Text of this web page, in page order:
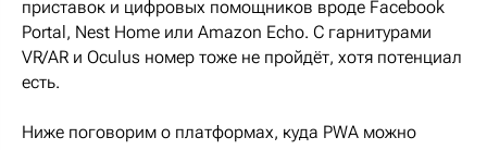
приставок и цифровых помощников вроде Facebook
Portal, Nest Home или Amazon Echo. С гарнитурами
VR/AR и Oculus номер тоже не пройдёт, хотя потенциал
есть.
Ниже поговорим о платформах, куда PWA можно